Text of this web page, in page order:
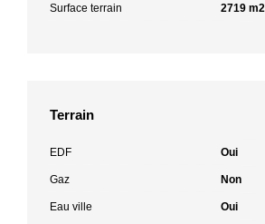
Surface terrain 2719 m2
Terrain
EDF Oui
Gaz Non
Eau ville Oui